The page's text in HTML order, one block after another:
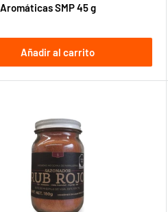
SMP 45 g
Añadir al carrito